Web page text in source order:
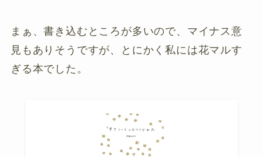
まぁ、書き込むところが多いので、マイナス意
見もありそうですが、とにかく私には花マルす
ぎる本でした。